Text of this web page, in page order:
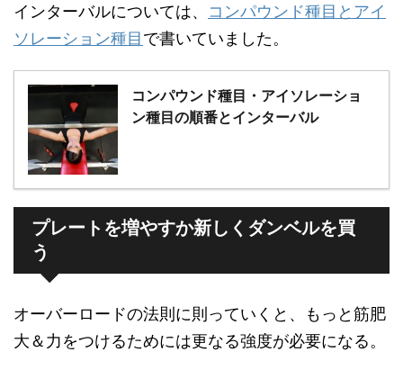
インターバルについては、 コンパウンド種目とアイ
ソレーション種目で書いていました。
コンパウンド種目・アイソレーショ
ン種目の順番とインターバル
プレートを増やすか新しくダンベルを買
う
オーバーロードの法則に則っていくと、もっと筋肥
大＆力をつけるためには更なる強度が必要になる。